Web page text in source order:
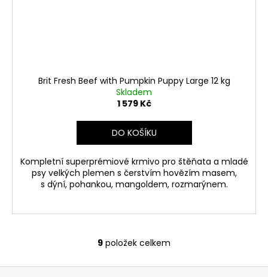
Brit Fresh Beef with Pumpkin Puppy Large 12 kg
Skladem
1 579 Kč
DO KOŠÍKU
Kompletní superprémiové krmivo pro štěňata a mladé
psy velkých plemen s čerstvím hovězím masem,
s dýní, pohankou, mangoldem, rozmarýnem.
O
v
9 položek celkem